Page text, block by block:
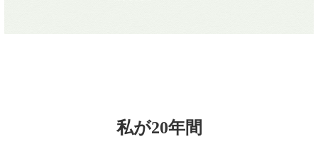
私が20年間